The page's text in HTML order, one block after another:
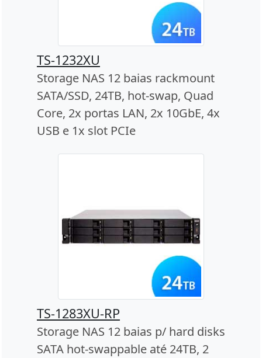
TS-1232XU
Storage NAS 12 baias rackmount
SATA/SSD, 24TB, hot-swap, Quad
Core, 2x portas LAN, 2x 10GbE, 4x
USB e 1x slot PCIe
TS-1283XU-RP
Storage NAS 12 baias p/ hard disks
SATA hot-swappable até 24TB, 2